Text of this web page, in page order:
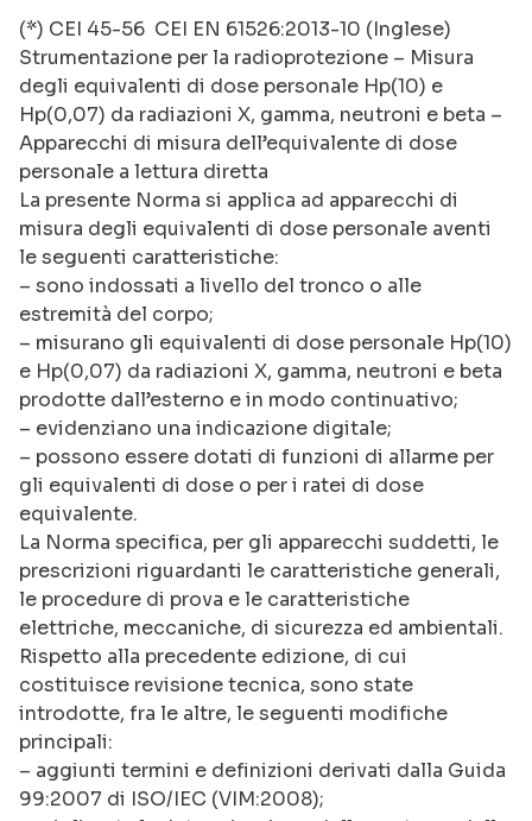
(*) CEI 45-56 CEI EN 61526:2013-10 (Inglese)
Strumentazione per la radioprotezione – Misura
degli equivalenti di dose personale Hp(10) e
Hp(0,07) da radiazioni X, gamma, neutroni e beta –
Apparecchi di misura dell’equivalente di dose
personale a lettura diretta
La presente Norma si applica ad apparecchi di
misura degli equivalenti di dose personale aventi
le seguenti caratteristiche:
– sono indossati a livello del tronco o alle
estremità del corpo;
– misurano gli equivalenti di dose personale Hp(10)
e Hp(0,07) da radiazioni X, gamma, neutroni e beta
prodotte dall’esterno e in modo continuativo;
– evidenziano una indicazione digitale;
– possono essere dotati di funzioni di allarme per
gli equivalenti di dose o per i ratei di dose
equivalente.
La Norma specifica, per gli apparecchi suddetti, le
prescrizioni riguardanti le caratteristiche generali,
le procedure di prova e le caratteristiche
elettriche, meccaniche, di sicurezza ed ambientali.
Rispetto alla precedente edizione, di cui
costituisce revisione tecnica, sono state
introdotte, fra le altre, le seguenti modifiche
principali:
– aggiunti termini e definizioni derivati dalla Guida
99:2007 di ISO/IEC (VIM:2008);